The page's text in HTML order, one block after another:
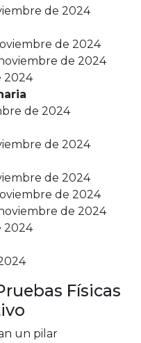
de 2024
de 2024
de 2024
2024
de 2024
de 2024
de 2024
de 2024
de 2024
2024
Físicas
un pilar